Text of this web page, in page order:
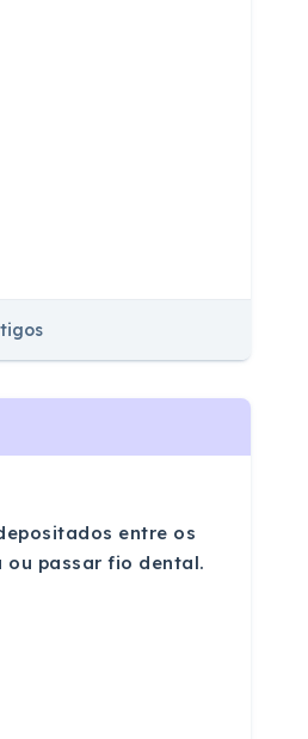
entre os
ou passar fio dental.